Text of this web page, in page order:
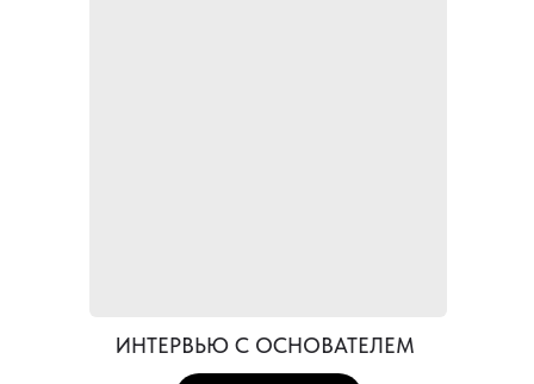
ИНТЕРВЬЮ С ОСНОВАТЕЛЕМ